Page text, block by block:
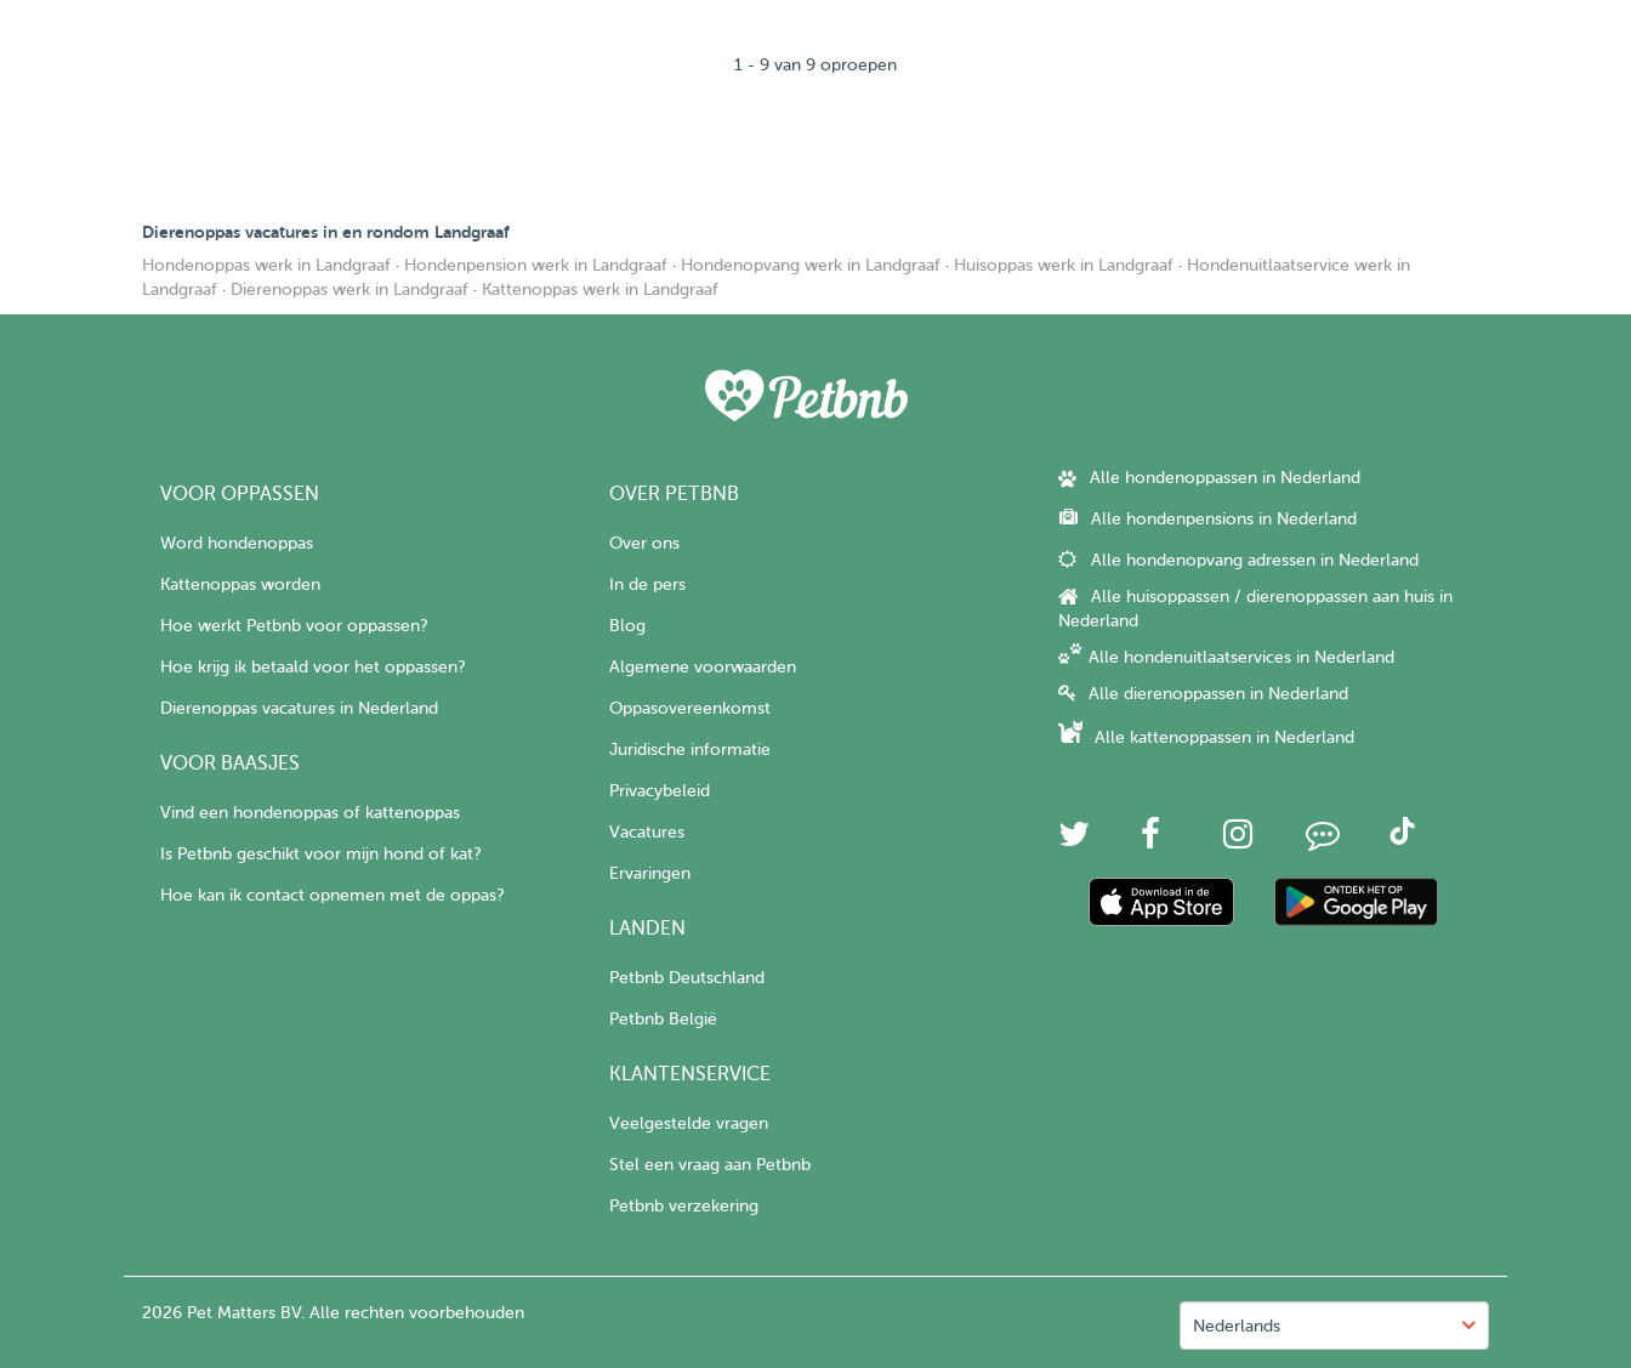
1 - 9 van 9 oproepen
Dierenoppas vacatures in en rondom Landgraaf
Hondenoppas werk in Landgraaf · Hondenpension werk in Landgraaf · Hondenopvang werk in Landgraaf · Huisoppas werk in Landgraaf · Hondenuitlaatservice werk in
Landgraaf · Dierenoppas werk in Landgraaf · Kattenoppas werk in Landgraaf
VOOR OPPASSEN
Word hondenoppas
Kattenoppas worden
Hoe werkt Petbnb voor oppassen?
Hoe krijg ik betaald voor het oppassen?
Dierenoppas vacatures in Nederland
VOOR BAASJES
Vind een hondenoppas of kattenoppas
Is Petbnb geschikt voor mijn hond of kat?
Hoe kan ik contact opnemen met de oppas?
OVER PETBNB
Over ons
In de pers
Blog
Algemene voorwaarden
Oppasovereenkomst
Juridische informatie
Privacybeleid
Vacatures
Ervaringen
LANDEN
Petbnb Deutschland
Petbnb België
KLANTENSERVICE
Veelgestelde vragen
Stel een vraag aan Petbnb
Petbnb verzekering
Alle hondenoppassen in Nederland
Alle hondenpensions in Nederland
Alle hondenopvang adressen in Nederland
Alle huisoppassen / dierenoppassen aan huis in
Nederland
Alle hondenuitlaatservices in Nederland
Alle dierenoppassen in Nederland
Alle kattenoppassen in Nederland
2026 Pet Matters BV. Alle rechten voorbehouden
Nederlands